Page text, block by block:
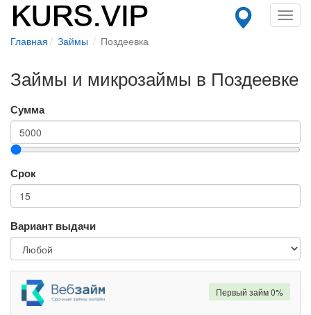
Главная Займы Поздеевка
Займы и микрозаймы в Поздеевке
Сумма
Срок
Вариант выдачи
Первый займ 0%